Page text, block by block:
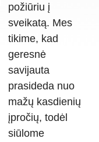
požiūriu į
sveikatą. Mes
tikime, kad
geresnė
savijauta
prasideda nuo
mažų kasdienių
įpročių, todėl
siūlome